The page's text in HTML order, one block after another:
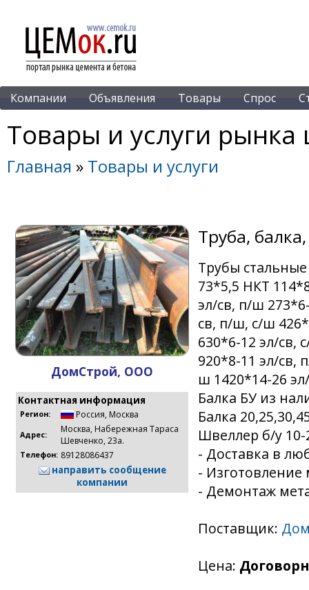
Компании Объявления Товары Спрос
Товары и услуги рынка
Главная » Товары и услуги
ДомСтрой, ООО
Контактная информация
Регион: Россия, Москва
Адрес:
Москва, Набережная Тараса
Шевченко, 23а.
Телефон: 89128086437
направить сообщение
компании
Труба,
Трубы
73*5,5 НКТ
эл/св, п/ш
св, п/ш, с/ш
630*6-12 эл/св,
920*8-11 эл/св,
ш 1420*14-26
Балка БУ из
Балка
Швеллер б/у 10-
- Доставка в
- Изготовление
- Демонтаж
Поставщик:
Цена: